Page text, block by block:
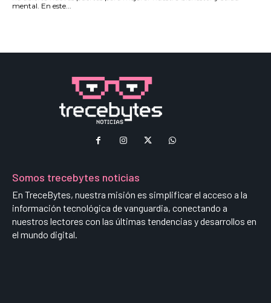
mental. En este...
Somos trecebytes noticias
En TreceBytes, nuestra misión es simplificar el acceso a la
información tecnológica de vanguardia, conectando a
nuestros lectores con las últimas tendencias y desarrollos en
el mundo digital.